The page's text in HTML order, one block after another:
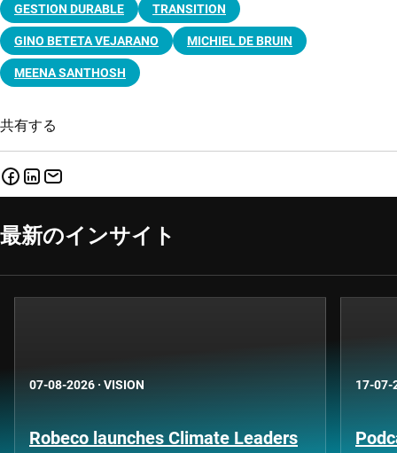
GESTION DURABLE TRANSITION
GINO BETETA VEJARANO MICHIEL DE BRUIN
MEENA SANTHOSH
共有する
最新のインサイト
07-08-2026 · VISION
Robeco launches Climate Leaders
17-07-